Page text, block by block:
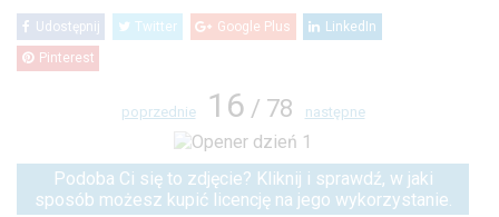
Udostępnij Twitter Google Plus LinkedIn
Pinterest
poprzednie 16 / 78 następne
Podoba Ci się to zdjęcie? Kliknij i sprawdź, w jaki
sposób możesz kupić licencję na jego wykorzystanie.